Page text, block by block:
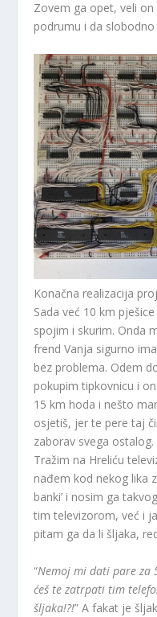
Zovem ga opet, veli
podrumu i da
Konačna realizacija
Sada već 10 km
spojim i skurim. Onda
frend Vanja sigurno
bez problema. Odem
pokupim tipkovnicu i
15 km hoda i nešto
osjetiš, jer te pere taj
zaborav svega
Tražim na Hreliću
nađem kod nekog lika
banki’ i nosim ga
tim televizorom, već i
pitam ga da li šljaka,
“Nemoj mi dati pare za
ćeš te zatrpati tim
šljaka!?!” A fakat je